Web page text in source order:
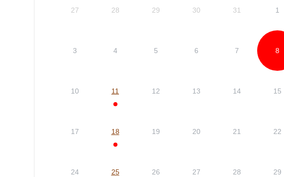
27 28 29 30 31 1
3 4 5 6 7 8
10 11 12 13 14 15
17 18 19 20 21 22
24 25 26 27 28 29